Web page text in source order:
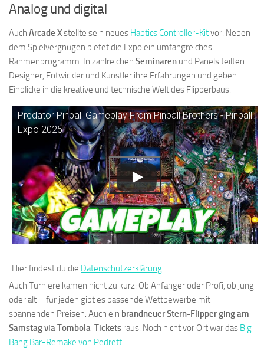
Analog und digital
Auch Arcade Xstellte sein neues Haptics Controller-Kitvor. Neben
dem Spielvergnügen bietet die Expo ein umfangreiches
Rahmenprogramm. In zahlreichen Seminaren und Panels teilten
Designer, Entwickler und Künstler ihre Erfahrungen und geben
Einblicke in die kreative und technische Welt des Flipperbaus.
Predator Pinball Gameplay From Pinball Brothers - Pinball
Expo 2025
Hier findest du die Datenschutzerklärung.
Auch Turniere kamen nicht zu kurz: Ob Anfänger oder Profi, ob jung
oder alt – für jeden gibt es passende Wettbewerbe mit
spannenden Preisen. Auch ein brandneuer Stern-Flipper ging am
Samstag via Tombola-Tickets raus. Noch nicht vor Ort war das Big
Bang Bar-Remake von Pedretti.